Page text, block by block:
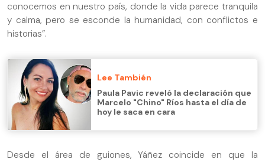
conocemos en nuestro país, donde la vida parece tranquila
y calma, pero se esconde la humanidad, con conflictos e
historias”.
Lee También
Paula Pavic reveló la declaración que
Marcelo "Chino" Ríos hasta el día de
hoy le saca en cara
Desde el área de guiones, Yáñez coincide en que la